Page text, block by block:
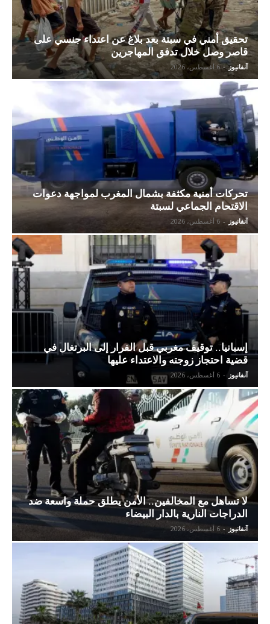
تحقيق أمني في سبتة بعد بلاغ عن اعتداء جنسي على
قاصر وصل خلال تدفق المهاجرين
آنفانيوز - 6 أغسطس، 2026
تحركات أمنية مكثفة بشمال المغرب لمواجهة دعوات
الاقتحام الجماعي لسبتة
آنفانيوز - 6 أغسطس، 2026
إسبانيا.. توقيف مغربي قبل الفرار إلى البرتغال في
قضية احتجاز زوجته والاعتداء عليها
آنفانيوز - 6 أغسطس، 2026
لا تساهل مع المخالفين.. الأمن يطلق حملة واسعة ضد
الدراجات النارية بالدار البيضاء
آنفانيوز - 6 أغسطس، 2026